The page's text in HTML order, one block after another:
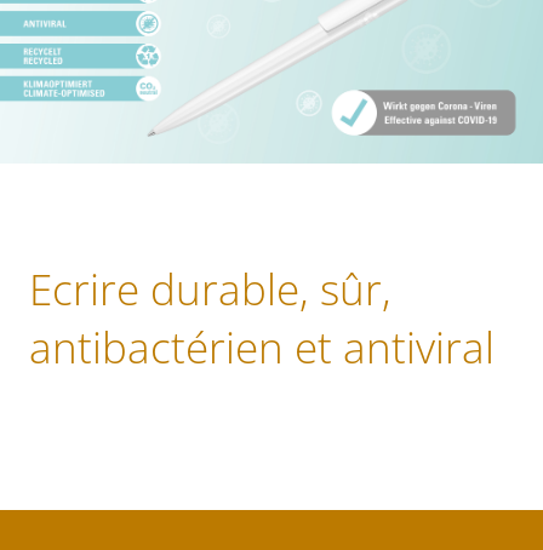
Ecrire durable, sûr,
antibactérien et antiviral